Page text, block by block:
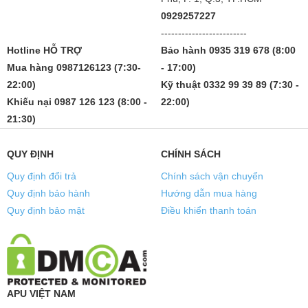
0929257227
-------------------------
Hotline HỖ TRỢ
Mua hàng 0987126123 (7:30-
22:00)
Khiếu nại 0987 126 123 (8:00 -
21:30)
Bảo hành 0935 319 678 (8:00
- 17:00)
Kỹ thuật 0332 99 39 89 (7:30 -
22:00)
QUY ĐỊNH
Quy định đổi trả
Quy định bảo hành
Quy định bảo mật
CHÍNH SÁCH
Chính sách vận chuyển
Hướng dẫn mua hàng
Điều khiển thanh toán
APU VIỆT NAM